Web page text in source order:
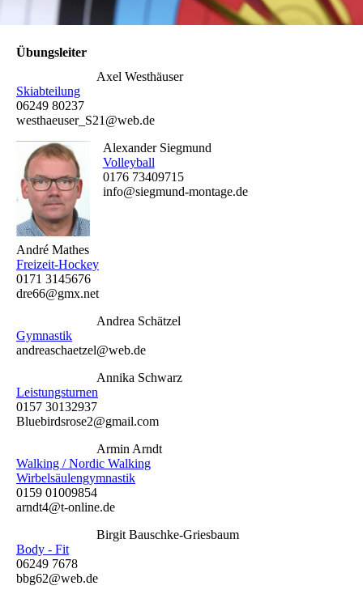
Übungsleiter
Axel Westhäuser
Skiabteilung
06249 80237
westhaeuser_S21@web.de
Alexander Siegmund
Volleyball
0176 73409715
info@siegmund-montage.de
André Mathes
Freizeit-Hockey
0171 3145676
dre66@gmx.net
Andrea Schätzel
Gymnastik
andreaschaetzel@web.de
Annika Schwarz
Leistungsturnen
0157 30132937
Bluebirdsrose2@gmail.com
Armin Arndt
Walking / Nordic Walking
Wirbelsäulengymnastik
0159 01009854
arndt4@t-online.de
Birgit Bauschke-Griesbaum
Body - Fit
06249 7678
bbg62@web.de